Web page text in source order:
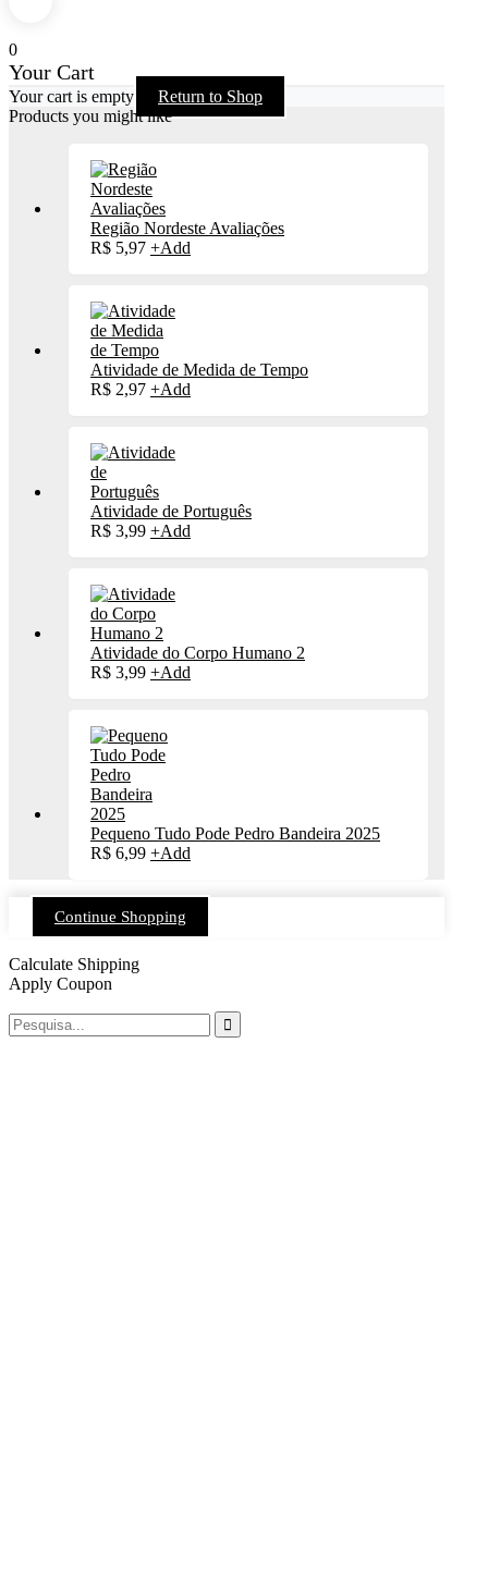
0
Your Cart
Your cart is empty
Return to Shop
Products you might like
Região Nordeste Avaliações
R$ 5,97 +Add
Atividade de Medida de Tempo
R$ 2,97 +Add
Atividade de Português
R$ 3,99 +Add
Atividade do Corpo Humano 2
R$ 3,99 +Add
Pequeno Tudo Pode Pedro Bandeira 2025
R$ 6,99 +Add
Continue Shopping
Calculate Shipping
Apply Coupon